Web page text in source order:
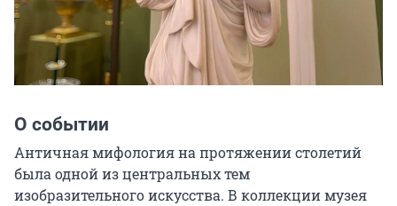
О событии
Античная мифология на протяжении столетий
была одной из центральных тем
изобразительного искусства. В коллекции музея